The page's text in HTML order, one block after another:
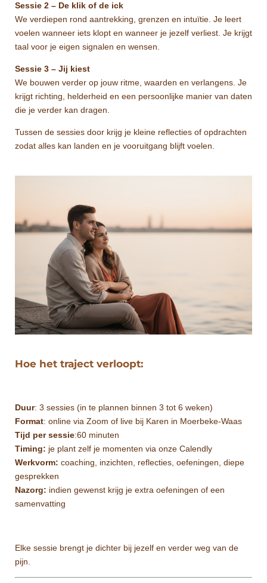
Sessie 2 – De klik of de ick
We verdiepen rond aantrekking, grenzen en intuïtie. Je leert
voelen wanneer iets klopt en wanneer je jezelf verliest. Je krijgt
taal voor je eigen signalen en wensen.
Sessie 3 – Jij kiest
We bouwen verder op jouw ritme, waarden en verlangens. Je
krijgt richting, helderheid en een persoonlijke manier van daten
die je verder kan dragen.
Tussen de sessies door krijg je kleine reflecties of opdrachten
zodat alles kan landen en je vooruitgang blijft voelen.
Hoe het traject verloopt:
Duur: 3 sessies (in te plannen binnen 3 tot 6 weken)
Format: online via Zoom of live bij Karen in Moerbeke-Waas
Tijd per sessie:60 minuten
Timing: je plant zelf je momenten via onze Calendly
Werkvorm: coaching, inzichten, reflecties, oefeningen, diepe
gesprekken
Nazorg: indien gewenst krijg je extra oefeningen of een
samenvatting
Elke sessie brengt je dichter bij jezelf en verder weg van de
pijn.